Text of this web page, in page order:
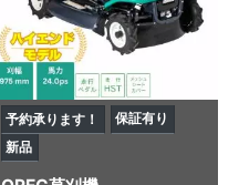
予約承ります！
保証有り
新品